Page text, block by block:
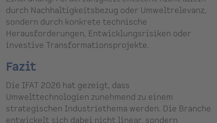
durch Nachhaltigkeitsbezug oder Umweltrelevanz,
sondern durch konkrete technische
Herausforderungen, Entwicklungsrisiken oder
investive Transformationsprojekte.
Fazit
Die IFAT 2026 hat gezeigt, dass
Umwelttechnologien zunehmend zu einem
strategischen Industriethema werden. Die Branche
entwickelt sich dabei nicht linear, sondern